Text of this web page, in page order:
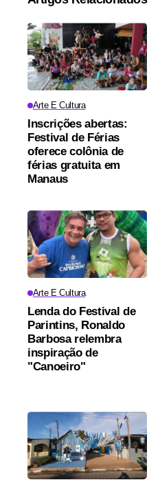
Arte E Cultura
Inscrições abertas:
Festival de Férias
oferece colônia de
férias gratuita em
Manaus
Arte E Cultura
Lenda do Festival de
Parintins, Ronaldo
Barbosa relembra
inspiração de
"Canoeiro"